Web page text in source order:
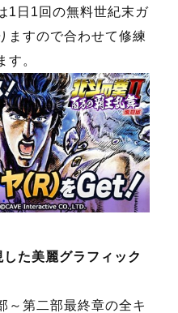
1 日 1 回の無料世紀末ガ
ますので合わせて修練
す。
た美麗グラフィック
～第二部最終章の全キ